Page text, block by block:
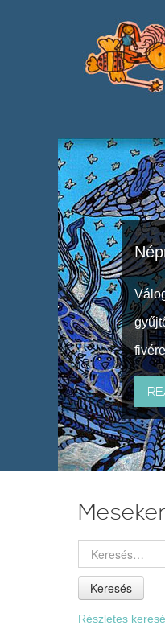
Keresés
Részletes